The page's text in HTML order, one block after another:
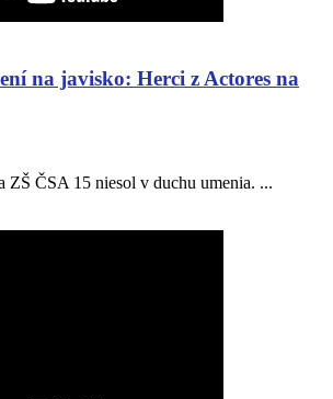
na javisko: Herci z Actores na
ZŠ ČSA 15 niesol v duchu umenia. ...